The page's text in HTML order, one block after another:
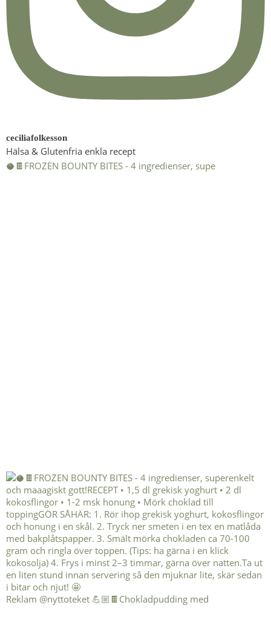
ceciliafolkesson
Hälsa & Glutenfria enkla recept
🥥🍫FROZEN BOUNTY BITES - 4 ingredienser, supe
Reklam @nyttoteket 💪🏼🍫Chokladpudding med